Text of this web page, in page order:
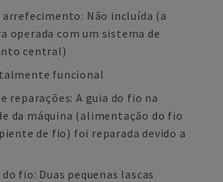
arrefecimento: Não incluída (a
operada com um sistema de
central)
funcional
reparações: A guia do fio na
da máquina (alimentação do fio
de fio) foi reparada devido a
fio: Duas pequenas lascas